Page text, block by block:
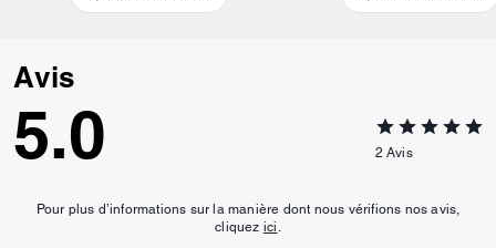
Avis
5.0 2 Avis
Pour plus d’informations sur la manière dont nous vérifions nos avis,
cliquez ici